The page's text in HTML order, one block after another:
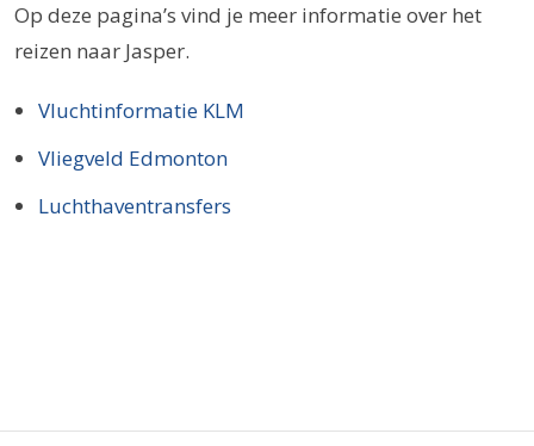
Op deze pagina’s vind je meer informatie over het
reizen naar Jasper.
Vluchtinformatie KLM
Vliegveld Edmonton
Luchthaventransfers